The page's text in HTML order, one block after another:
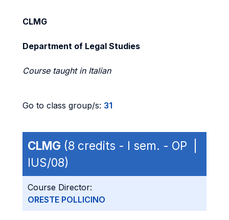
CLMG
Department of Legal Studies
Course taught in Italian
Go to class group/s: 31
CLMG (8 credits - I sem. - OP |
IUS/08)
Course Director:
ORESTE POLLICINO